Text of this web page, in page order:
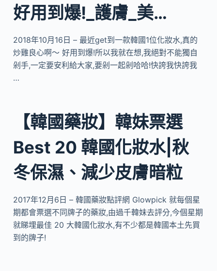
好用到爆!_護膚_美…
2018年10月16日 – 最近get到一款韓國1位化妝水,真的
炒雞良心啊～ 好用到爆!所以我就在想,我絕對不能獨自
剁手,一定要安利給大家,要剁一起剁哈哈!快誇我快誇我
…
【韓國藥妝】韓妹票選
Best 20 韓國化妝水|秋
冬保濕、減少皮膚暗粒
2017年12月6日 – 韓國藥妝點評網 Glowpick 就每個星
期都會票選不同牌子的藥妝,由過千韓妹去評分,今個星期
就睇埋最佳 20 大韓國化妝水,有不少都是韓國本土先買
到的牌子!